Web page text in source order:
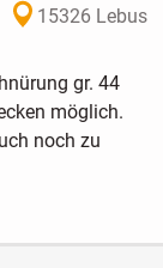
15326 Lebus
gr. 44
möglich.
noch zu